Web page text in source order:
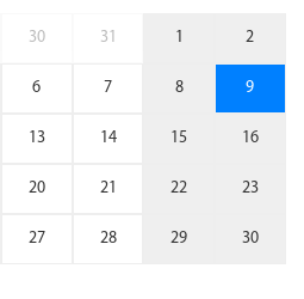
30 31 1 2
6 7 8 9
13 14 15 16
20 21 22 23
27 28 29 30